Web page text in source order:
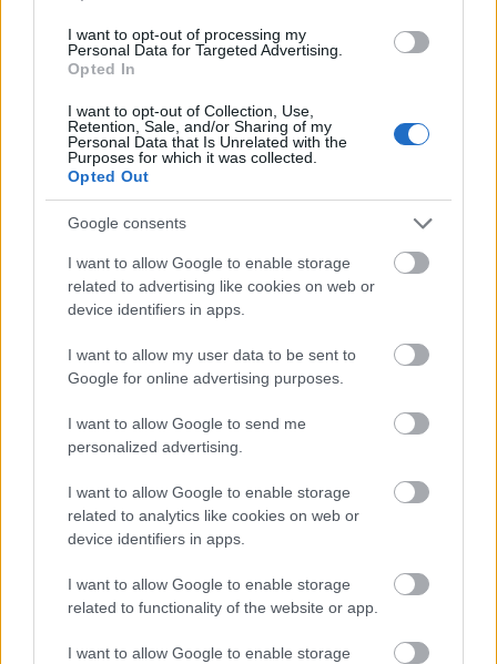
I want to opt-out of processing my
Personal Data for Targeted Advertising.
Opted In
I want to opt-out of Collection, Use,
Retention, Sale, and/or Sharing of my
Personal Data that Is Unrelated with the
Purposes for which it was collected.
Opted Out
Google consents
I want to allow Google to enable storage
related to advertising like cookies on web or
device identifiers in apps.
I want to allow my user data to be sent to
Google for online advertising purposes.
I want to allow Google to send me
personalized advertising.
I want to allow Google to enable storage
related to analytics like cookies on web or
device identifiers in apps.
I want to allow Google to enable storage
related to functionality of the website or app.
I want to allow Google to enable storage
2006-ban elvégzett radiokarbonos
kormeghatározása Kr.e. 1621 és 1605 közé
erupcióra vonatkozó régészeti bizonyítékok
azonban egészen mostanáig nem egyeztek a
radiokarbonos kormeghatározás
eredményeivel.
korábban uralkodott, akkor a kronológiai
elmozdulás "megoldhatja az egész
problémát" - húzták alá a szakemberek. Mint
felülvizsgálata azt eredményezi, hogy az
ókori Közel-Kelet egyéb eseményei is jóval
logikusabban kapcsolódnak egymáshoz. "Ez
az új információ segítheti annak jobb
szerepet játszott az ókori Közel-Kelet
birodalmainak kialakulásában és
elpusztulásában" - magyarázták a kutatók.
Forrás:MTI